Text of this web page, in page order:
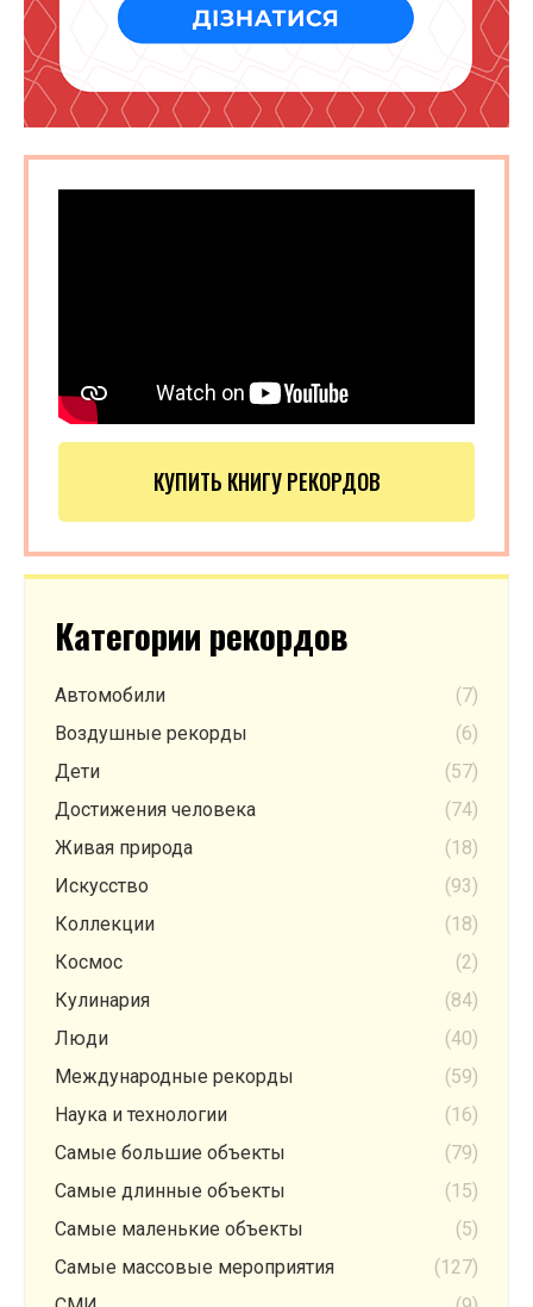
КУПИТЬ КНИГУ РЕКОРДОВ
Категории рекордов
Автомобили
(7)
Воздушные рекорды
(6)
Дети
(57)
Достижения человека
(74)
Живая природа
(18)
Искусство
(93)
Коллекции
(18)
Космос
(2)
Кулинария
(84)
Люди
(40)
Международные рекорды
(59)
Наука и технологии
(16)
Самые большие объекты
(79)
Самые длинные объекты
(15)
Самые маленькие объекты
(5)
Самые массовые мероприятия
(127)